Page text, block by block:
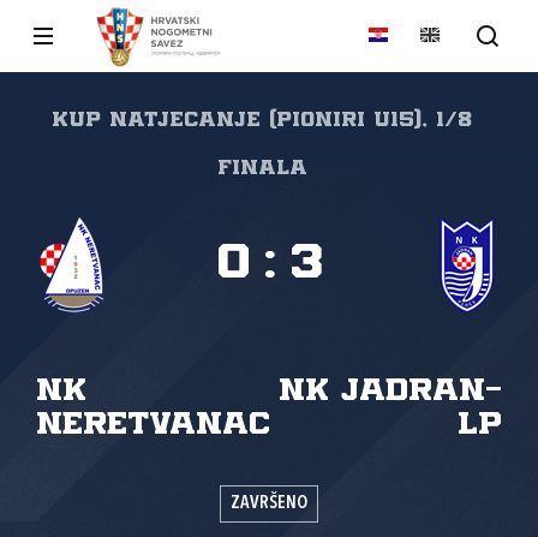
Kup natjecanje (pioniri U15), 1/8
finala
NK
Neretvanac
NK Jadran-
LP
0 : 3
ZAVRŠENO